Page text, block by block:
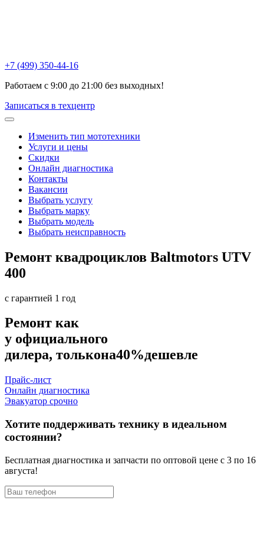
+7 (499) 350-44-16
Работаем с 9:00 до 21:00 без выходных!
Записаться в техцентр
Изменить тип мототехники
Услуги и цены
Скидки
Онлайн диагностика
Контакты
Вакансии
Выбрать услугу
Выбрать марку
Выбрать модель
Выбрать неисправность
Ремонт квадроциклов Baltmotors UTV
400
с гарантией 1 год
Ремонт как
у официального
дилера, толькона40%дешевле
Прайс-лист
Онлайн диагностика
Эвакуатор срочно
Хотите поддерживать технику в идеальном
состоянии?
Бесплатная диагностика и запчасти по оптовой цене с 3 по 16
августа!